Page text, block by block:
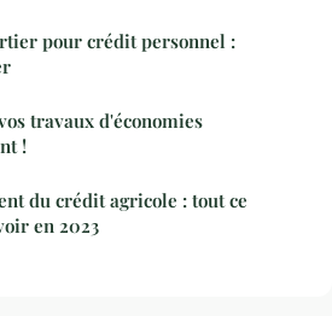
pour crédit personnel :
travaux d'économies
!
du crédit agricole : tout ce
en 2023